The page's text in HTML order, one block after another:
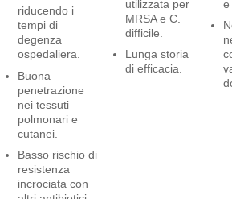
riducendo i
tempi di
degenza
ospedaliera.
Buona
penetrazione
nei tessuti
polmonari e
cutanei.
Basso rischio di
resistenza
incrociata con
utilizzata per
MRSA e C.
difficile.
Lunga storia
di efficacia.
e